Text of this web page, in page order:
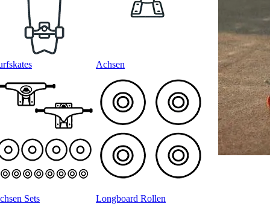
Achsen
Sets Longboard Rollen